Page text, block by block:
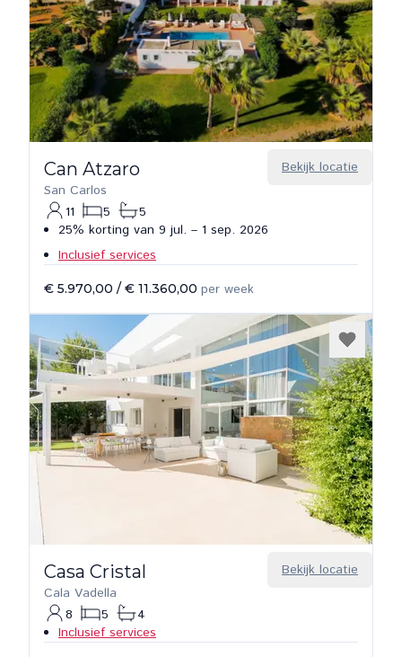
Bekijk locatie
Can Atzaro
San Carlos
11
5
5
25% korting van 9 jul. – 1 sep. 2026
Inclusief services
€ 5.970,00 / € 11.360,00 per week
Bekijk locatie
Casa Cristal
Cala Vadella
8
5
4
Inclusief services